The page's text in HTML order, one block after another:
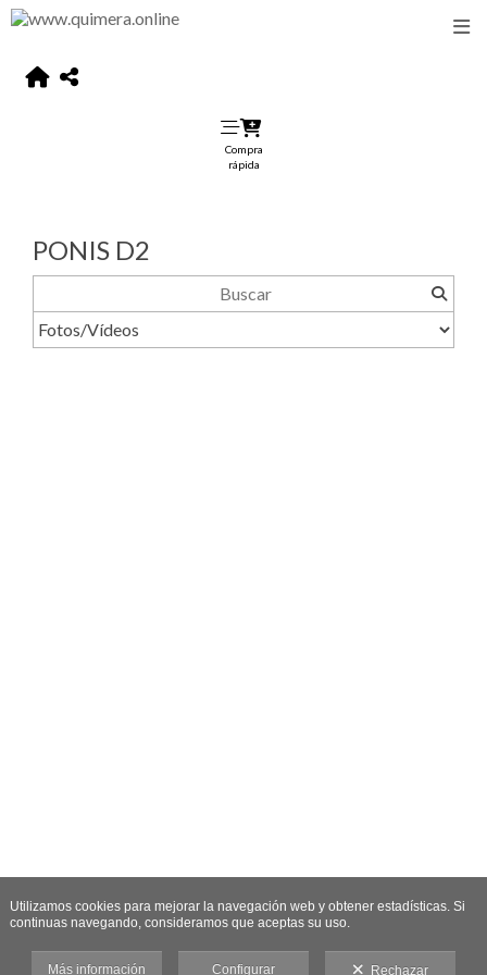
Compra
rápida
PONIS D2
Utilizamos cookies para mejorar la navegación web y obtener estadísticas. Si
continuas navegando, consideramos que aceptas su uso.
Más información Configurar Rechazar